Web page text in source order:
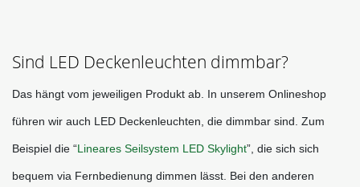
Sind LED Deckenleuchten dimmbar?
Das hängt vom jeweiligen Produkt ab. In unserem Onlineshop
führen wir auch LED Deckenleuchten, die dimmbar sind. Zum
Beispiel die “Lineares Seilsystem LED Skylight”, die sich sich
bequem via Fernbedienung dimmen lässt. Bei den anderen